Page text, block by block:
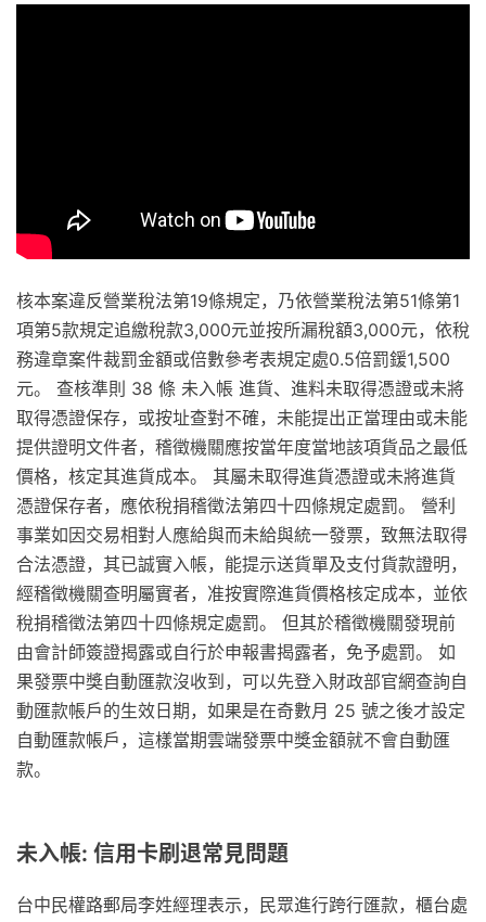
核本案違反營業稅法第19條規定，乃依營業稅法第51條第1
項第5款規定追繳稅款3,000元並按所漏稅額3,000元，依稅
務違章案件裁罰金額或倍數參考表規定處0.5倍罰鍰1,500
元。 查核準則 38 條 未入帳 進貨、進料未取得憑證或未將
取得憑證保存，或按址查對不確，未能提出正當理由或未能
提供證明文件者，稽徵機關應按當年度當地該項貨品之最低
價格，核定其進貨成本。 其屬未取得進貨憑證或未將進貨
憑證保存者，應依稅捐稽徵法第四十四條規定處罰。 營利
事業如因交易相對人應給與而未給與統一發票，致無法取得
合法憑證，其已誠實入帳，能提示送貨單及支付貨款證明，
經稽徵機關查明屬實者，准按實際進貨價格核定成本，並依
稅捐稽徵法第四十四條規定處罰。 但其於稽徵機關發現前
由會計師簽證揭露或自行於申報書揭露者，免予處罰。 如
果發票中獎自動匯款沒收到，可以先登入財政部官網查詢自
動匯款帳戶的生效日期，如果是在奇數月 25 號之後才設定
自動匯款帳戶，這樣當期雲端發票中獎金額就不會自動匯
款。
未入帳: 信用卡刷退常見問題
台中民權路郵局李姓經理表示，民眾進行跨行匯款，櫃台處